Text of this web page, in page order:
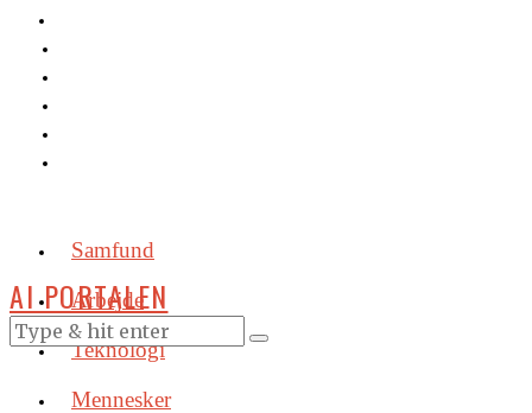
Samfund
Arbejde
Teknologi
Mennesker
AI PORTALEN